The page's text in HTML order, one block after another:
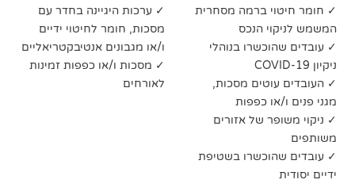
✓ חומר חיטוי ברמה מסחרית
המשמש לניקוי הנכס
✓ עובדים שהוכשרו בנוהלי
ניקיון COVID-19
✓ העובדים עוטים מסכות,
מגני פנים ו/או כפפות
✓ ניקוי משופר של אזורים
משותפים
✓ עובדים שהוכשרו בשטיפת
ידיים יסודית
✓ ערכות היגיינה בחדר עם
מסכות, חומר לחיטוי ידיים
ו/או מגבונים אנטיבקטריאליים
✓ מסכות ו/או כפפות זמינות
לאורחים